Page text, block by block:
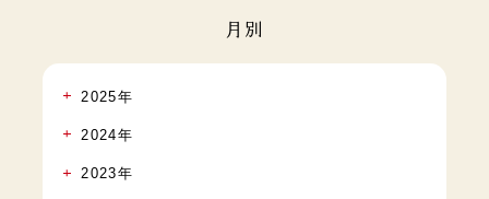
月別
2025年
2024年
2023年